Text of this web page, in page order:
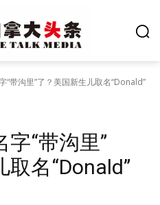
“带沟里”了？美国新生儿取名“Donald”
“带沟里”
名“Donald”